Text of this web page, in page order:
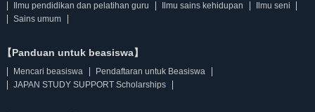
Ilmu pendidikan dan pelatihan guru
Ilmu sains kehidupan
Ilmu seni
Sains umum
【Panduan untuk beasiswa】
Mencari beasiswa
Pendaftaran untuk Beasiswa
JAPAN STUDY SUPPORT Scholarships